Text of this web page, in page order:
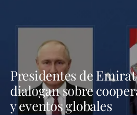
Presidentes de
dialogan sobre
y eventos globales